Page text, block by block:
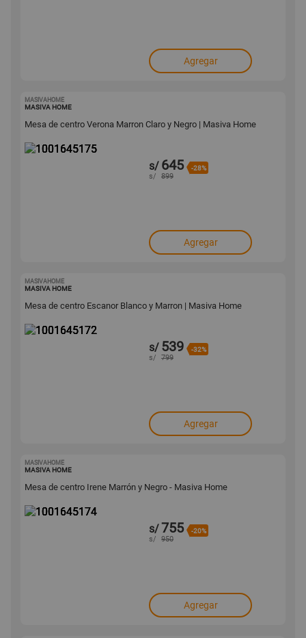
Agregar
MASIVAHOME
MASIVA HOME
Mesa de centro Verona Marron Claro y Negro | Masiva Home
s/ 645 -28%
s/ 899
Agregar
MASIVAHOME
MASIVA HOME
Mesa de centro Escanor Blanco y Marron | Masiva Home
s/ 539 -32%
s/ 799
Agregar
MASIVAHOME
MASIVA HOME
Mesa de centro Irene Marrón y Negro - Masiva Home
s/755 -20%
s/ 950
Agregar